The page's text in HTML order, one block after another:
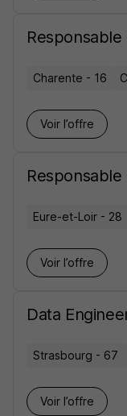
Charente - 16
Voir l’offre
Eure-et-Loir - 28
Voir l’offre
Data
Strasbourg - 67
Voir l’offre